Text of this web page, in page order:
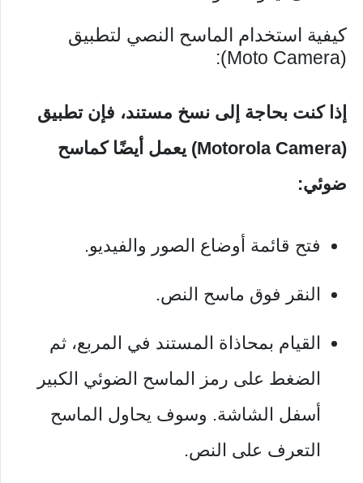
كيفية استخدام الماسح النصي لتطبيق
(Moto Camera):
إذا كنت بحاجة إلى نسخ مستند، فإن تطبيق
(Motorola Camera) يعمل أيضًا كماسح
ضوئي:
فتح قائمة أوضاع الصور والفيديو.
النقر فوق ماسح النص.
القيام بمحاذاة المستند في المربع، ثم
الضغط على رمز الماسح الضوئي الكبير
أسفل الشاشة. وسوف يحاول الماسح
التعرف على النص.